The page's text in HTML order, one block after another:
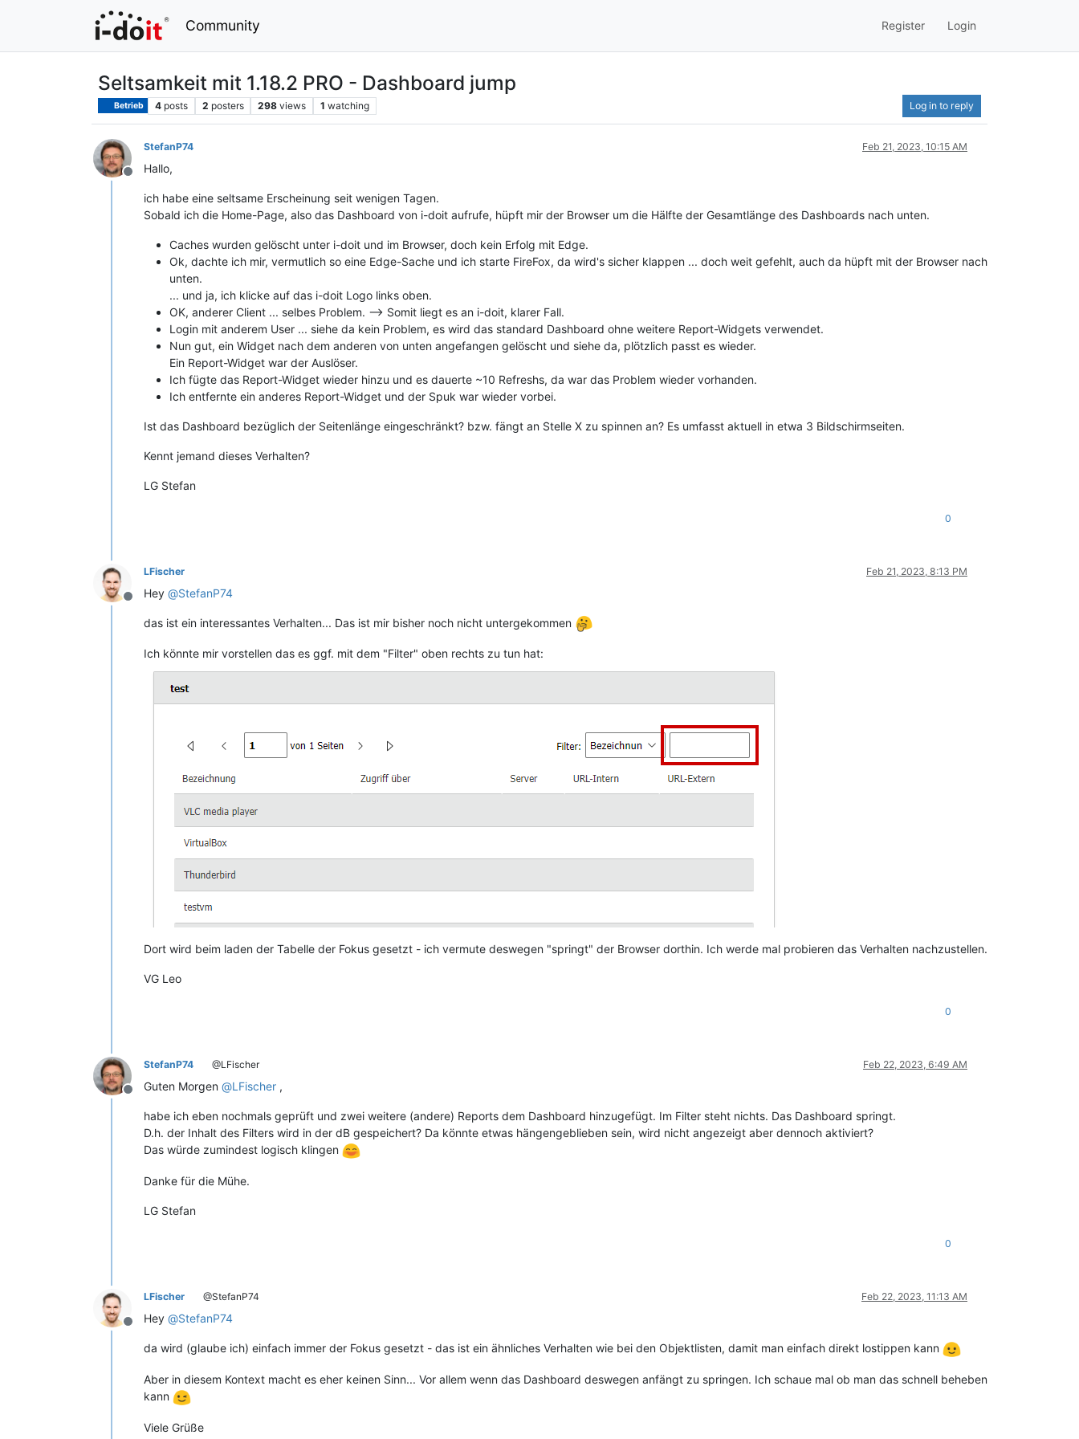
Community Register Login
Seltsamkeit mit 1.18.2 PRO - Dashboard jump
Betrieb 4 posts 2 posters 298 views 1 watching Log in to reply
Offline
StefanP74 Feb 21, 2023, 10:15 AM
Hallo,
ich habe eine seltsame Erscheinung seit wenigen Tagen.
Sobald ich die Home-Page, also das Dashboard von i-doit aufrufe, hüpft mir der Browser um die Hälfte der Gesamtlänge des Dashboards nach unten.
Caches wurden gelöscht unter i-doit und im Browser, doch kein Erfolg mit Edge.
Ok, dachte ich mir, vermutlich so eine Edge-Sache und ich starte FireFox, da wird's sicher klappen ... doch weit gefehlt, auch da hüpft mit der Browser nach
unten.
... und ja, ich klicke auf das i-doit Logo links oben.
OK, anderer Client ... selbes Problem. --> Somit liegt es an i-doit, klarer Fall.
Login mit anderem User ... siehe da kein Problem, es wird das standard Dashboard ohne weitere Report-Widgets verwendet.
Nun gut, ein Widget nach dem anderen von unten angefangen gelöscht und siehe da, plötzlich passt es wieder.
Ein Report-Widget war der Auslöser.
Ich fügte das Report-Widget wieder hinzu und es dauerte ~10 Refreshs, da war das Problem wieder vorhanden.
Ich entfernte ein anderes Report-Widget und der Spuk war wieder vorbei.
Ist das Dashboard bezüglich der Seitenlänge eingeschränkt? bzw. fängt an Stelle X zu spinnen an? Es umfasst aktuell in etwa 3 Bildschirmseiten.
Kennt jemand dieses Verhalten?
LG Stefan
0
Offline
LFischer Feb 21, 2023, 8:13 PM
Hey @StefanP74
das ist ein interessantes Verhalten... Das ist mir bisher noch nicht untergekommen
Ich könnte mir vorstellen das es ggf. mit dem "Filter" oben rechts zu tun hat:
Dort wird beim laden der Tabelle der Fokus gesetzt - ich vermute deswegen "springt" der Browser dorthin. Ich werde mal probieren das Verhalten nachzustellen.
VG Leo
0
Offline
StefanP74 @LFischer Feb 22, 2023, 6:49 AM
Guten Morgen @LFischer ,
habe ich eben nochmals geprüft und zwei weitere (andere) Reports dem Dashboard hinzugefügt. Im Filter steht nichts. Das Dashboard springt.
D.h. der Inhalt des Filters wird in der dB gespeichert? Da könnte etwas hängengeblieben sein, wird nicht angezeigt aber dennoch aktiviert?
Das würde zumindest logisch klingen
Danke für die Mühe.
LG Stefan
0
Offline
LFischer @StefanP74 Feb 22, 2023, 11:13 AM
Hey @StefanP74
da wird (glaube ich) einfach immer der Fokus gesetzt - das ist ein ähnliches Verhalten wie bei den Objektlisten, damit man einfach direkt lostippen kann
Aber in diesem Kontext macht es eher keinen Sinn... Vor allem wenn das Dashboard deswegen anfängt zu springen. Ich schaue mal ob man das schnell beheben
kann
Viele Grüße